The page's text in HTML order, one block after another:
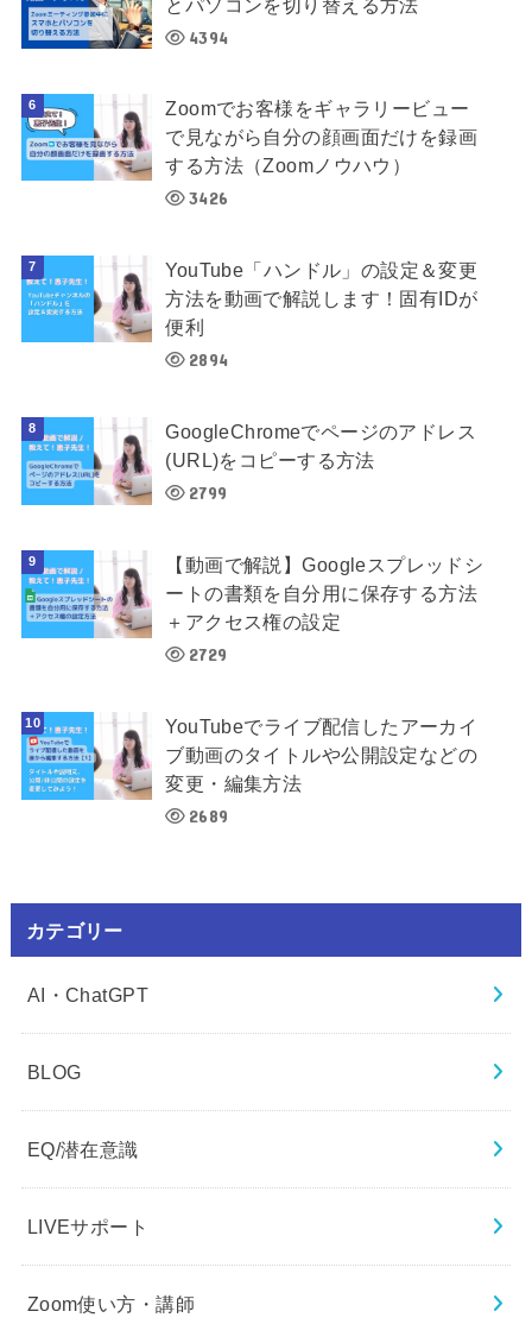
4394
Zoomでお客様をギャラリービュー
で見ながら自分の顔画面だけを録画
する方法（Zoomノウハウ）
3426
YouTube「ハンドル」の設定＆変更
方法を動画で解説します！固有IDが
便利
2894
GoogleChromeでページのアドレス
(URL)をコピーする方法
2799
【動画で解説】Googleスプレッドシ
ートの書類を自分用に保存する方法
＋アクセス権の設定
2729
YouTubeでライブ配信したアーカイ
ブ動画のタイトルや公開設定などの
変更・編集方法
2689
カテゴリー
AI・ChatGPT
BLOG
EQ/潜在意識
LIVEサポート
Zoom使い方・講師